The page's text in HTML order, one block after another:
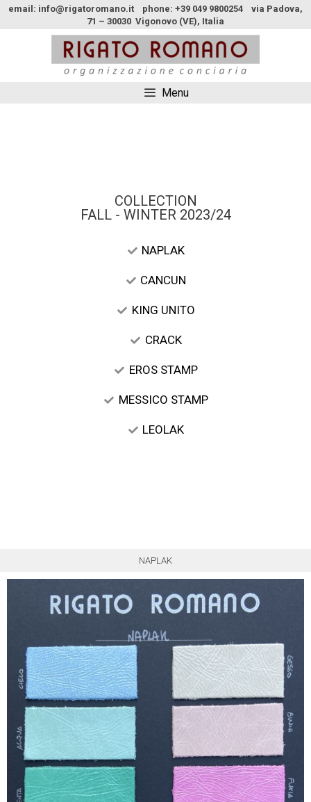
email: info@rigatoromano.it phone: +39 049 9800254 via Padova,
71 – 30030 Vigonovo (VE), Italia
Menu
COLLECTION
FALL - WINTER 2023/24
NAPLAK
CANCUN
KING UNITO
CRACK
EROS STAMP
MESSICO STAMP
LEOLAK
NAPLAK